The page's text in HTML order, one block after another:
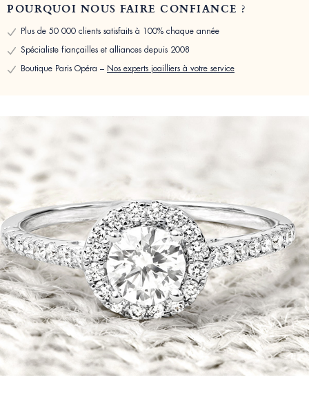
POURQUOI NOUS FAIRE CONFIANCE ?
Plus de 50 000 clients satisfaits à 100% chaque année
Spécialiste fiançailles et alliances depuis 2008
Boutique Paris Opéra – Nos experts joailliers à votre service